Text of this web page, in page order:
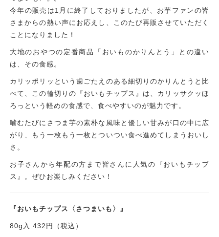
今年の販売は1月に終了しておりましたが、お芋ファンの皆
さまからの熱い声にお応えし、このたび再販させていただく
ことになりました！
大地のおやつの定番商品「おいものかりんとう」との違い
は、その食感。
カリッポリッという歯ごたえのある細切りのかりんとうと比
べて、この輪切りの『おいもチップス』は、カリッサクッほ
ろっという軽めの食感で、食べやすいのが魅力です。
噛むたびにさつま芋の素朴な風味と優しい甘みが口の中に広
がり、もう一枚もう一枚とついつい食べ進めてしまうおいし
さ。
お子さんから年配の方まで皆さんに人気の『おいもチップ
ス』。ぜひお楽しみください！
『おいもチップス〈さつまいも〉』
80g入 432円（税込）